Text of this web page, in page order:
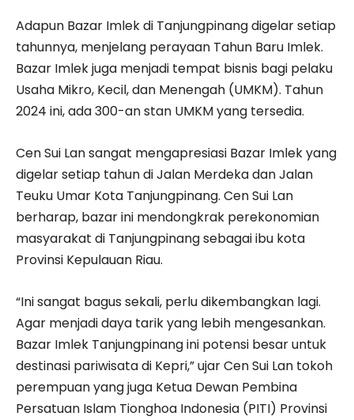
Adapun Bazar Imlek di Tanjungpinang digelar setiap
tahunnya, menjelang perayaan Tahun Baru Imlek.
Bazar Imlek juga menjadi tempat bisnis bagi pelaku
Usaha Mikro, Kecil, dan Menengah (UMKM). Tahun
2024 ini, ada 300-an stan UMKM yang tersedia.
Cen Sui Lan sangat mengapresiasi Bazar Imlek yang
digelar setiap tahun di Jalan Merdeka dan Jalan
Teuku Umar Kota Tanjungpinang. Cen Sui Lan
berharap, bazar ini mendongkrak perekonomian
masyarakat di Tanjungpinang sebagai ibu kota
Provinsi Kepulauan Riau.
“Ini sangat bagus sekali, perlu dikembangkan lagi.
Agar menjadi daya tarik yang lebih mengesankan.
Bazar Imlek Tanjungpinang ini potensi besar untuk
destinasi pariwisata di Kepri,” ujar Cen Sui Lan tokoh
perempuan yang juga Ketua Dewan Pembina
Persatuan Islam Tionghoa Indonesia (PITI) Provinsi